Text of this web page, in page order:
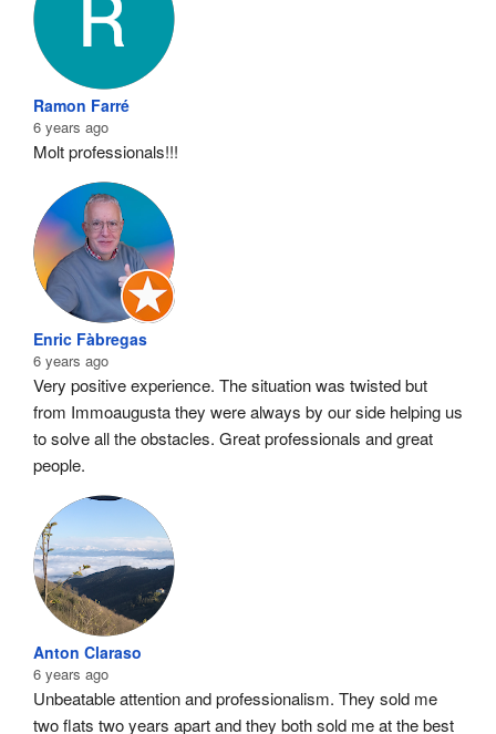
Ramon Farré
6 years ago
Molt professionals!!!
Enric Fàbregas
6 years ago
Very positive experience. The situation was twisted but
from Immoaugusta they were always by our side helping us
to solve all the obstacles. Great professionals and great
people.
Anton Claraso
6 years ago
Unbeatable attention and professionalism. They sold me
two flats two years apart and they both sold me at the best